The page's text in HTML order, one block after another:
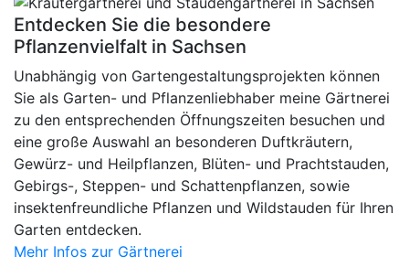
Entdecken Sie die besondere
Pflanzenvielfalt in Sachsen
Unabhängig von Gartengestaltungsprojekten können
Sie als Garten- und Pflanzenliebhaber meine Gärtnerei
zu den entsprechenden Öffnungszeiten besuchen und
eine große Auswahl an besonderen Duftkräutern,
Gewürz- und Heilpflanzen, Blüten- und Prachtstauden,
Gebirgs-, Steppen- und Schattenpflanzen, sowie
insektenfreundliche Pflanzen und Wildstauden für Ihren
Garten entdecken.
Mehr Infos zur Gärtnerei